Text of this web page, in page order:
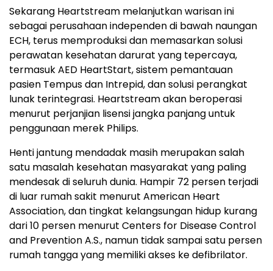
Sekarang Heartstream melanjutkan warisan ini
sebagai perusahaan independen di bawah naungan
ECH, terus memproduksi dan memasarkan solusi
perawatan kesehatan darurat yang tepercaya,
termasuk AED HeartStart, sistem pemantauan
pasien Tempus dan Intrepid, dan solusi perangkat
lunak terintegrasi. Heartstream akan beroperasi
menurut perjanjian lisensi jangka panjang untuk
penggunaan merek Philips.
Henti jantung mendadak masih merupakan salah
satu masalah kesehatan masyarakat yang paling
mendesak di seluruh dunia. Hampir 72 persen terjadi
di luar rumah sakit menurut American Heart
Association, dan tingkat kelangsungan hidup kurang
dari 10 persen menurut Centers for Disease Control
and Prevention A.S., namun tidak sampai satu persen
rumah tangga yang memiliki akses ke defibrilator.